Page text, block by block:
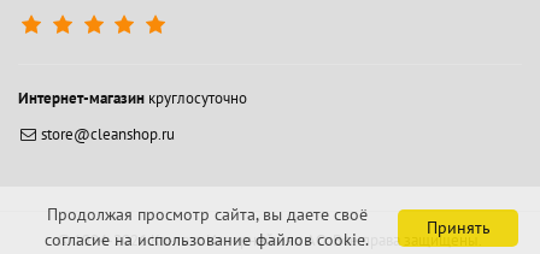
Интернет-магазин круглосуточно
store@cleanshop.ru
© 1994-2026 Контакт Интернейшнл АО.Все права защищены.
Принять
Продолжая просмотр сайта, вы даете своё
согласие на использование файлов cookie.